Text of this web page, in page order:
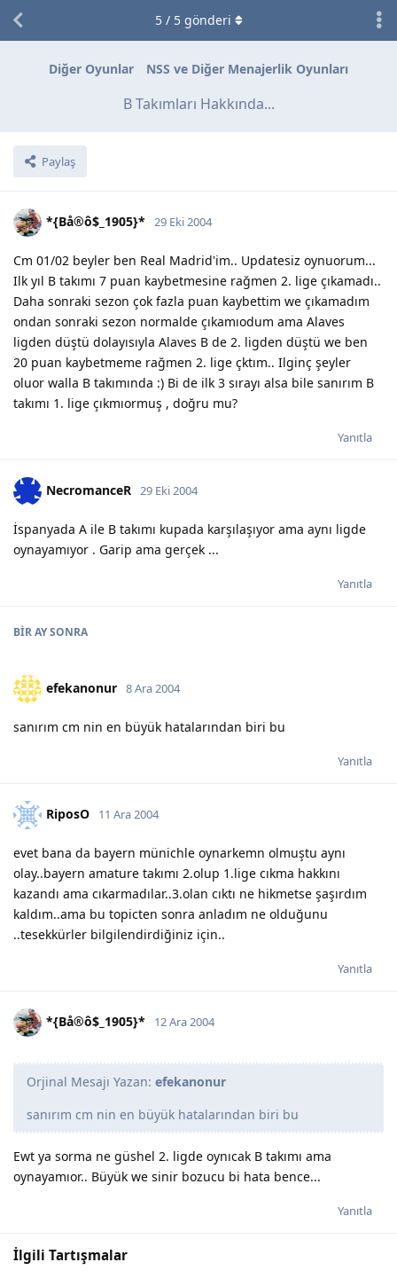
Diğer Oyunlar NSS ve Diğer Menajerlik Oyunları
B Takımları Hakkında...
Paylaş
5/ 5gönderi
*{Bå®ô$_1905}* 29 Eki 2004
Cm 01/02 beyler ben Real Madrid'im.. Updatesiz oynuorum...
Ilk yıl B takımı 7 puan kaybetmesine rağmen 2. lige çıkamadı..
Daha sonraki sezon çok fazla puan kaybettim we çıkamadım
ondan sonraki sezon normalde çıkamıodum ama Alaves
ligden düştü dolayısıyla Alaves B de 2. ligden düştü we ben
20 puan kaybetmeme rağmen 2. lige çktım.. Ilginç şeyler
oluor walla B takımında :) Bi de ilk 3 sırayı alsa bile sanırım B
takımı 1. lige çıkmıormuş , doğru mu?
Yanıtla
NecromanceR 29 Eki 2004
İspanyada A ile B takımı kupada karşılaşıyor ama aynı ligde
oynayamıyor . Garip ama gerçek ...
Yanıtla
BIR AYSONRA
efekanonur 8 Ara 2004
sanırım cm nin en büyük hatalarından biri bu
Yanıtla
RiposO 11 Ara 2004
evet bana da bayern münichle oynarkemn olmuştu aynı
olay..bayern amature takımı 2.olup 1.lige cıkma hakkını
kazandı ama cıkarmadılar..3.olan cıktı ne hikmetse şaşırdım
kaldım..ama bu topicten sonra anladım ne olduğunu
..tesekkürler bilgilendirdiğiniz için..
Yanıtla
*{Bå®ô$_1905}* 12 Ara 2004
Orjinal Mesajı Yazan: efekanonur
sanırım cm nin en büyük hatalarından biri bu
Ewt ya sorma ne güshel 2. ligde oynıcak B takımı ama
oynayamıor.. Büyük we sinir bozucu bi hata bence...
Yanıtla
İlgili Tartışmalar